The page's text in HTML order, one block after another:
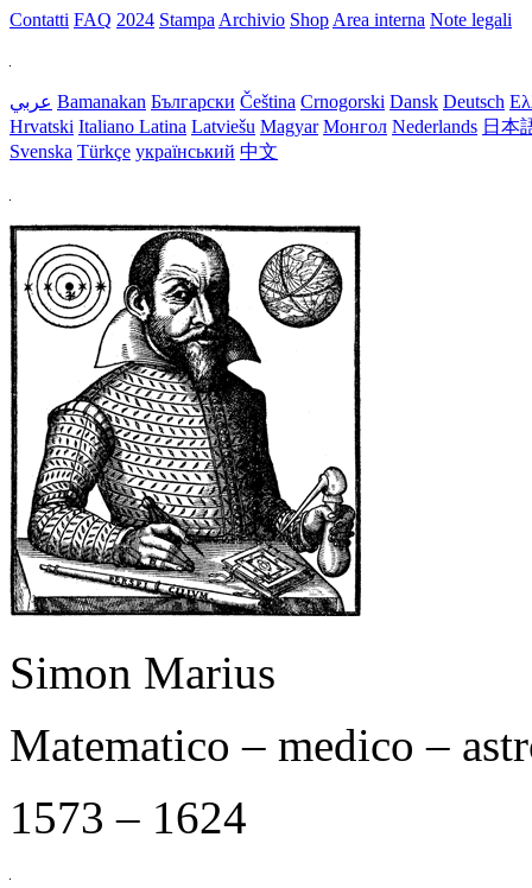
Contatti FAQ 2024 Stampa Archivio Shop Area interna Note legali
عربي Bamanakan Български Čeština Crnogorski Dansk Deutsch
Hrvatski Italiano Latina Latviešu Magyar Монгол Nederlands 日本
Svenska Türkçe український 中文
Simon Marius
Matematico – medico –
1573 – 1624